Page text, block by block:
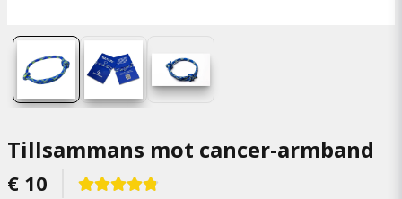
Tillsammans mot cancer-armband
€ 10